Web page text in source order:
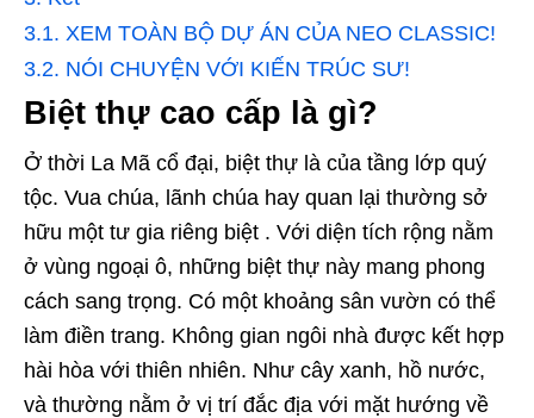
3.1. XEM TOÀN BỘ DỰ ÁN CỦA NEO CLASSIC!
3.2. NÓI CHUYỆN VỚI KIẾN TRÚC SƯ!
Biệt thự cao cấp là gì?
Ở thời La Mã cổ đại, biệt thự là của tầng lớp quý
tộc. Vua chúa, lãnh chúa hay quan lại thường sở
hữu một tư gia riêng biệt . Với diện tích rộng nằm
ở vùng ngoại ô, những biệt thự này mang phong
cách sang trọng. Có một khoảng sân vườn có thể
làm điền trang. Không gian ngôi nhà được kết hợp
hài hòa với thiên nhiên. Như cây xanh, hồ nước,
và thường nằm ở vị trí đắc địa với mặt hướng về